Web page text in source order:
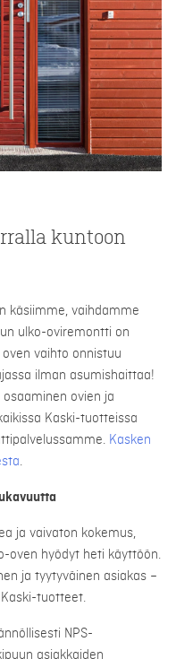
kuntoon
käsiimme, vaihdamme
ulko-oviremontti on
vaihto onnistuu
ilman asumishaittaa!
ovien ja
Kaski-tuotteissa
Kasken
.
ja vaivaton kokemus,
oven hyödyt heti käyttöön.
ja tyytyväinen asiakas –
tuotteet.
NPS-
asiakkaiden